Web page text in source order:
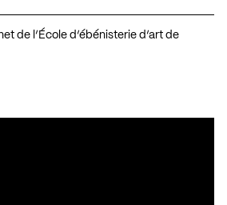
de l’École d’ébénisterie d’art de